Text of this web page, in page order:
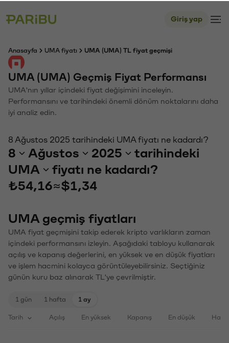
Giriş yap
Anasayfa UMA fiyatı UMA (UMA) TL fiyat geçmişi
UMA (UMA) Geçmiş Fiyat Performansı
UMA'nın yıllar içindeki fiyat değişimini inceleyin.
Performansını ve tarihindeki önemli dönüm noktalarını daha
iyi analiz edin.
8 Ağustos 2025 tarihindeki UMA fiyatı ne kadardı?
8 Ağustos 2025
tarihindeki
UMA
fiyatı ne kadardı?
₺54,16≈$1,34
UMA geçmiş fiyatları
UMA fiyat geçmişini takip ederek kripto varlıkların zaman
içindeki performansını izleyin. Aşağıdaki tabloyu kullanarak
açılış ve kapanış değerlerini, en yüksek ve en düşük fiyatları
ve işlem hacmini kolayca görüntüleyebilirsiniz. Seçtiğiniz
günün kuru baz alınarak TL'ye çevrilmiştir.
1 gün 1 hafta 1 ay
Tarih Açılış En yüksek Kapanış En düşük